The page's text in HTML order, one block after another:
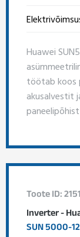
Huawei
töötab koos
akusalvestit
Toote ID: 2151
Inverter -
SUN 5000-